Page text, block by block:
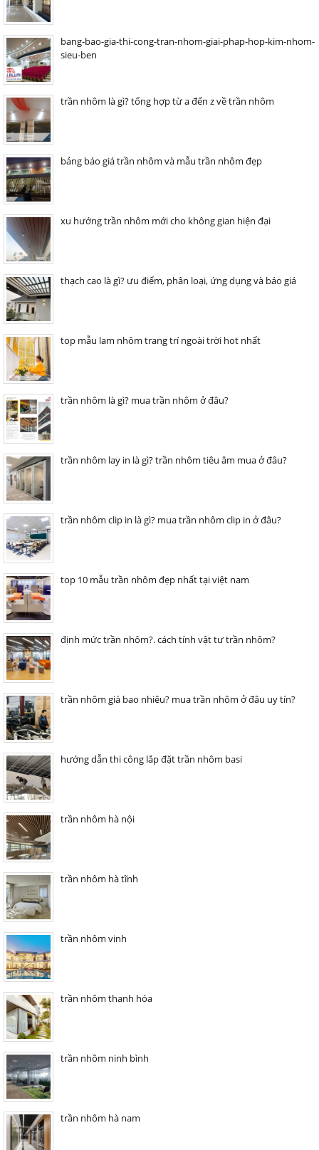
bang-bao-gia-thi-cong-tran-nhom-giai-phap-hop-kim-nhom-
sieu-ben
trần nhôm là gì? tổng hợp từ a đến z về trần nhôm
bảng báo giá trần nhôm và mẫu trần nhôm đẹp
xu hướng trần nhôm mới cho không gian hiện đại
thạch cao là gì? ưu điểm, phân loại, ứng dụng và báo giá
top mẫu lam nhôm trang trí ngoài trời hot nhất
trần nhôm là gì? mua trần nhôm ở đâu?
trần nhôm lay in là gì? trần nhôm tiêu âm mua ở đâu?
trần nhôm clip in là gì? mua trần nhôm clip in ở đâu?
top 10 mẫu trần nhôm đẹp nhất tại việt nam
định mức trần nhôm?. cách tính vật tư trần nhôm?
trần nhôm giá bao nhiêu? mua trần nhôm ở đâu uy tín?
hướng dẫn thi công lắp đặt trần nhôm basi
trần nhôm hà nội
trần nhôm hà tĩnh
trần nhôm vinh
trần nhôm thanh hóa
trần nhôm ninh bình
trần nhôm hà nam